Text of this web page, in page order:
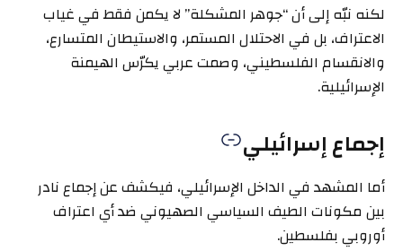
لكنه نبّه إلى أن “جوهر المشكلة” لا يكمن فقط في غياب
الاعتراف، بل في الاحتلال المستمر، والاستيطان المتسارع،
والانقسام الفلسطيني، وصمت عربي يكرّس الهيمنة
الإسرائيلية.
إجماع إسرائيلي
أما المشهد في الداخل الإسرائيلي، فيكشف عن إجماع نادر
بين مكونات الطيف السياسي الصهيوني ضد أي اعتراف
أوروبي بفلسطين.